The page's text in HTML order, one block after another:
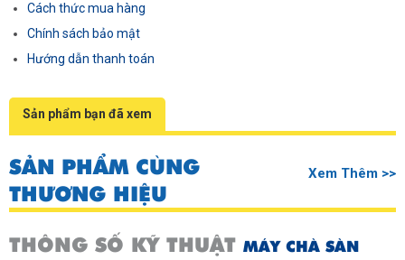
Cách thức mua hàng
Chính sách bảo mật
Hướng dẫn thanh toán
Sản phẩm bạn đã xem
SẢN PHẨM CÙNG
THƯƠNG HIỆU
Xem Thêm >>
THÔNG SỐ KỸ THUẬT MÁY CHÀ SÀN